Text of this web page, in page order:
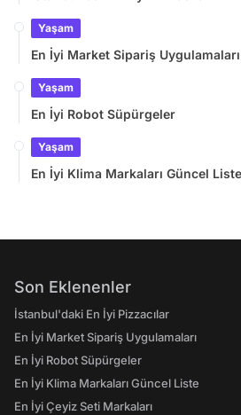
Yaşam
En İyi Market Sipariş Uygulamaları
Yaşam
En İyi Robot Süpürgeler
Yaşam
En İyi Klima Markaları Güncel Liste
Son Eklenenler
İstanbul'daki En İyi Pizzacılar
En İyi Market Sipariş Uygulamaları
En İyi Robot Süpürgeler
En İyi Klima Markaları Güncel Liste
En İyi Çeyiz Seti Markaları